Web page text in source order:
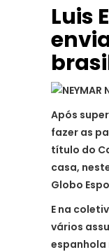
Luis
Após
fazer as
título do
casa,
Globo
E na
vários
espanhola